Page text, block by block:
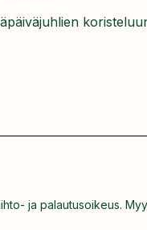
ja palautusoikeus.